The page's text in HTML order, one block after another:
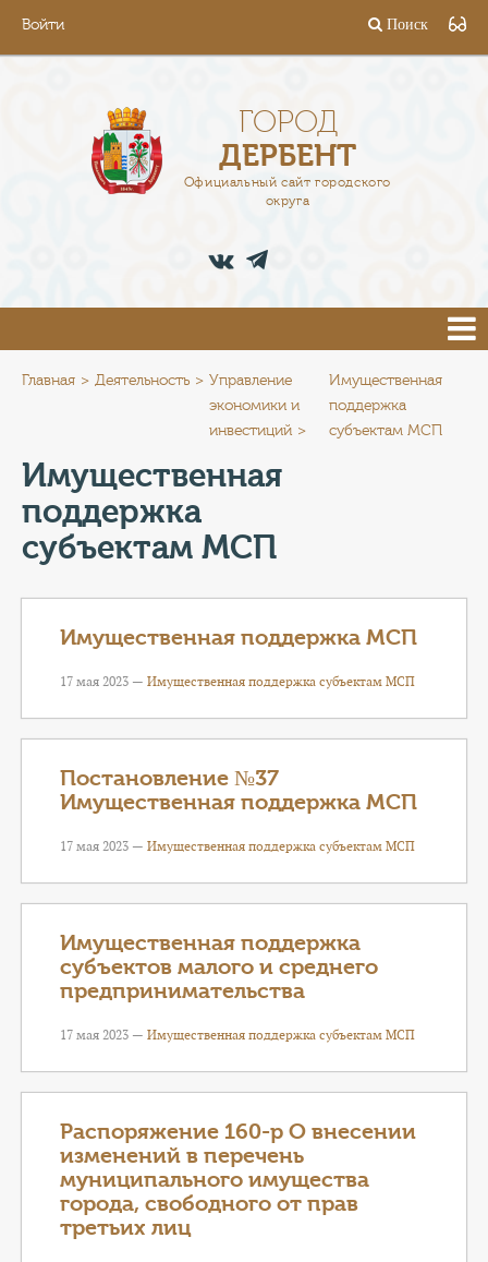
Войти Поиск
ГОРОД
ДЕРБЕНТ
Официальный сайт городского
округа
АДМИНИСТРАЦИЯ
ПРЕСС-ЦЕНТР
КОНТАКТЫ
ТАРИФЫ
ГЕРОИ Z
КАТАЛОГ УСЛУГ
Главная Деятельность
Управление
экономики и
инвестиций
Имущественная
поддержка
субъектам МСП
Имущественная
поддержка
субъектам МСП
Имущественная поддержка МСП
17 мая 2023 — Имущественная поддержка субъектам МСП
Постановление №37
Имущественная поддержка МСП
17 мая 2023 — Имущественная поддержка субъектам МСП
Имущественная поддержка
субъектов малого и среднего
предпринимательства
17 мая 2023 — Имущественная поддержка субъектам МСП
Распоряжение 160-р О внесении
изменений в перечень
муниципального имущества
города, свободного от прав
третьих лиц